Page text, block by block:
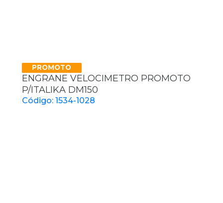
PROMOTO
ENGRANE VELOCIMETRO PROMOTO
P/ITALIKA DM150
Código: 1534-1028